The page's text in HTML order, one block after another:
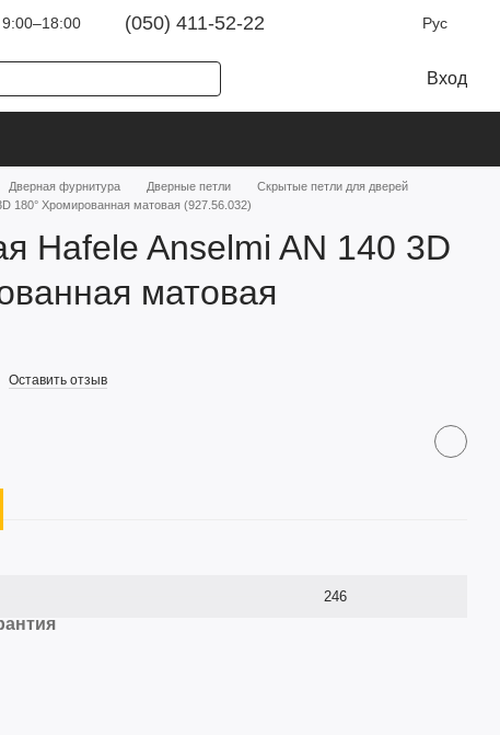
9:00–18:00 (050) 411-52-22 Рус
Вход
Дверная фурнитура Дверные петли
Скрытые петли для дверей
180° Хромированная матовая (927.56.032)
Hafele Anselmi AN 140 3D
матовая
Оставить отзыв
246